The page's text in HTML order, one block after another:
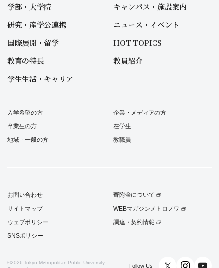
学部・大学院
研究・産学公連携
国際展開・留学
教育の特長
学生生活・キャリア
キャンパス・施設案内
ニュース・イベント
HOT TOPICS
教員紹介
入学希望の方
卒業生の方
地域・一般の方
企業・メディアの方
在学生
教職員
お問い合わせ
サイトマップ
ウェブポリシー
SNSポリシー
寄附金について
WEBマガジンメトロノワ
調達・契約情報
©2026 Tokyo Metropolitan Public University
Follow Us